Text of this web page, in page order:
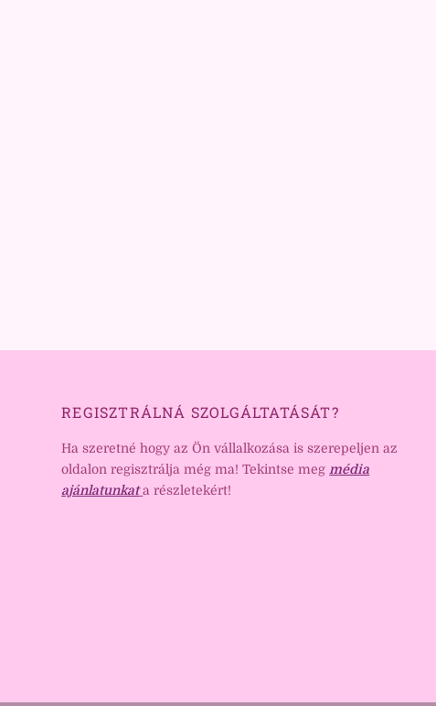
REGISZTRÁLNÁ SZOLGÁLTATÁSÁT?
Ha szeretné hogy az Ön vállalkozása is szerepeljen az
oldalon regisztrálja még ma! Tekintse meg média
ajánlatunkat a részletekért!